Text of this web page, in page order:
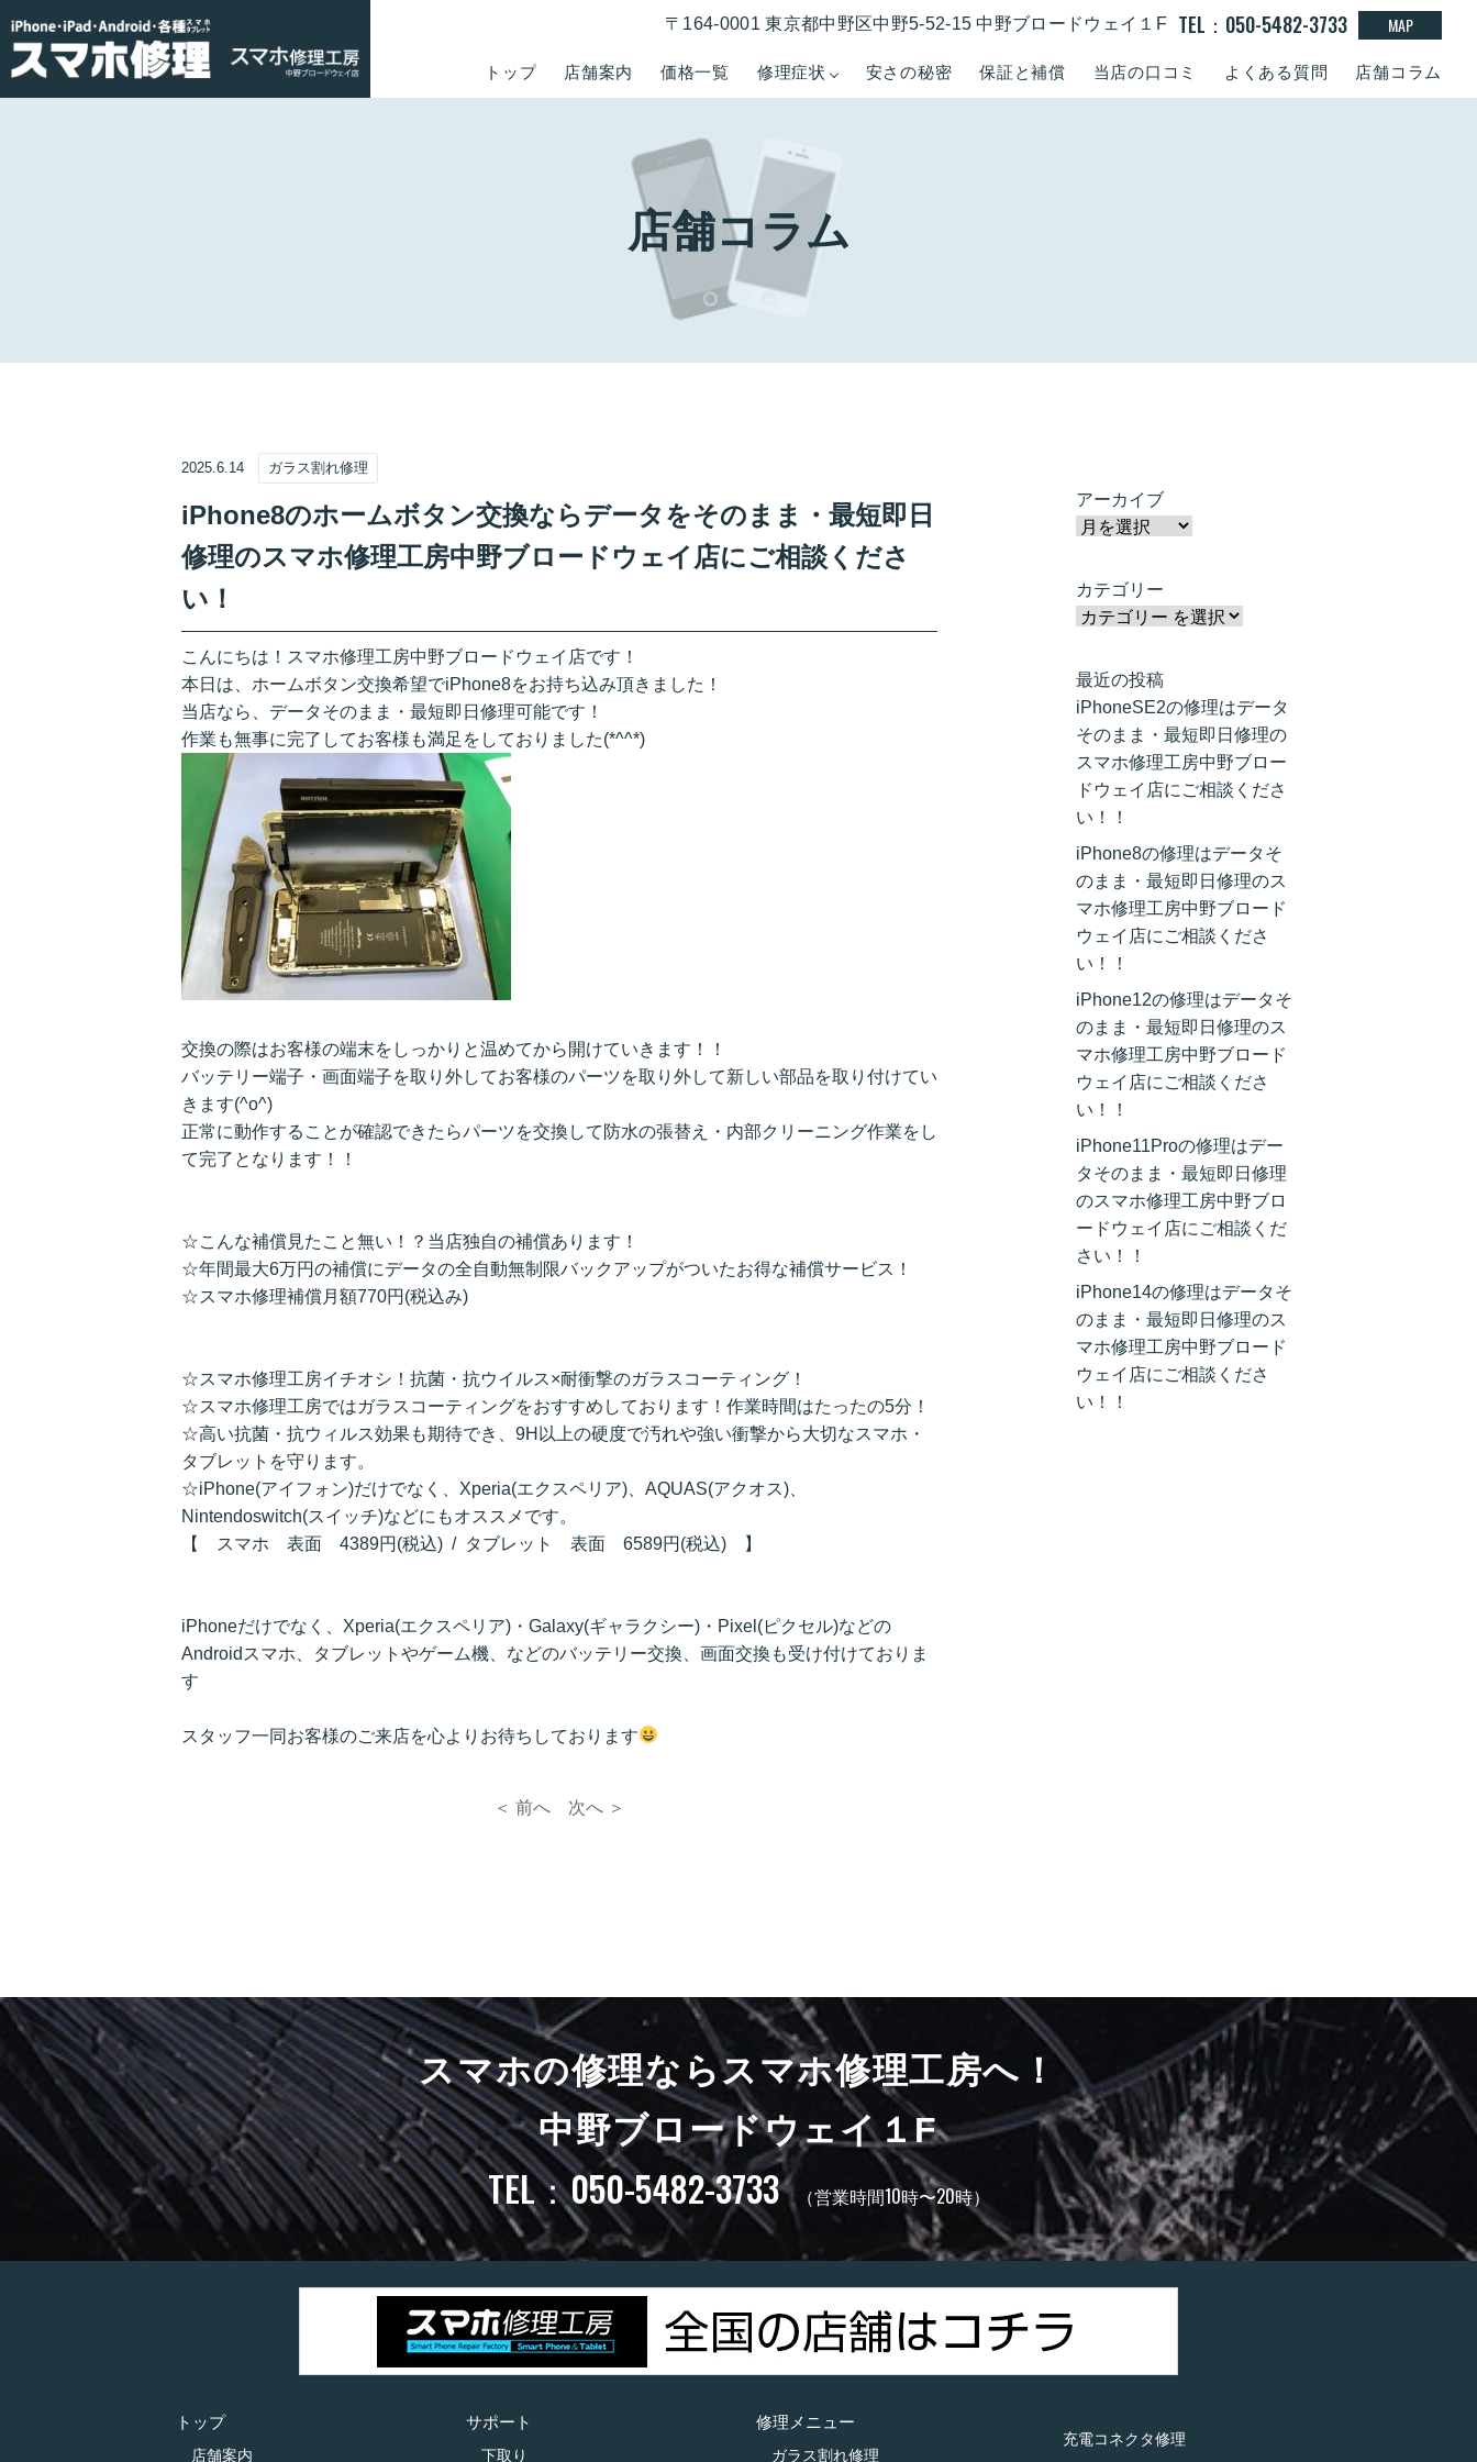
トップ 店舗案内 価格一覧 修理症状 安さの秘密 保証と補償 当店の口コミ よくある質問 店舗コラム
〒164-0001 東京都中野区中野5-52-15 中野ブロードウェイ１F TEL：050-5482-3733 MAP
店舗コラム
2025.6.14 ガラス割れ修理
iPhone8のホームボタン交換ならデータをそのまま・最短即日
修理のスマホ修理工房中野ブロードウェイ店にご相談くださ
い！
こんにちは！スマホ修理工房中野ブロードウェイ店です！
本日は、ホームボタン交換希望でiPhone8をお持ち込み頂きました！
当店なら、データそのまま・最短即日修理可能です！
作業も無事に完了してお客様も満足をしておりました(*^^*)
交換の際はお客様の端末をしっかりと温めてから開けていきます！！
バッテリー端子・画面端子を取り外してお客様のパーツを取り外して新しい部品を取り付けてい
きます(^o^)
正常に動作することが確認できたらパーツを交換して防水の張替え・内部クリーニング作業をし
て完了となります！！
☆こんな補償見たこと無い！？当店独自の補償あります！
☆年間最大6万円の補償にデータの全自動無制限バックアップがついたお得な補償サービス！
☆スマホ修理補償月額770円(税込み)
☆スマホ修理工房イチオシ！抗菌・抗ウイルス×耐衝撃のガラスコーティング！
☆スマホ修理工房ではガラスコーティングをおすすめしております！作業時間はたったの5分！
☆高い抗菌・抗ウィルス効果も期待でき、9H以上の硬度で汚れや強い衝撃から大切なスマホ・
タブレットを守ります。
☆iPhone(アイフォン)だけでなく、Xperia(エクスペリア)、AQUAS(アクオス)、
Nintendoswitch(スイッチ)などにもオススメです。
【 スマホ 表面 4389円(税込) / タブレット 表面 6589円(税込) 】
iPhoneだけでなく、Xperia(エクスペリア)・Galaxy(ギャラクシー)・Pixel(ピクセル)などの
Androidスマホ、タブレットやゲーム機、などのバッテリー交換、画面交換も受け付けておりま
す
スタッフ一同お客様のご来店を心よりお待ちしております
＜ 前へ 次へ ＞
アーカイブ
カテゴリー
最近の投稿
iPhoneSE2の修理はデータ
そのまま・最短即日修理の
スマホ修理工房中野ブロー
ドウェイ店にご相談くださ
い！！
iPhone8の修理はデータそ
のまま・最短即日修理のス
マホ修理工房中野ブロード
ウェイ店にご相談くださ
い！！
iPhone12の修理はデータそ
のまま・最短即日修理のス
マホ修理工房中野ブロード
ウェイ店にご相談くださ
い！！
iPhone11Proの修理はデー
タそのまま・最短即日修理
のスマホ修理工房中野ブロ
ードウェイ店にご相談くだ
さい！！
iPhone14の修理はデータそ
のまま・最短即日修理のス
マホ修理工房中野ブロード
ウェイ店にご相談くださ
い！！
スマホの修理ならスマホ修理工房へ！
中野ブロードウェイ１F
TEL：050-5482-3733 （営業時間10時〜20時）
トップ
店舗案内
サポート
下取り
修理メニュー
ガラス割れ修理
充電コネクタ修理